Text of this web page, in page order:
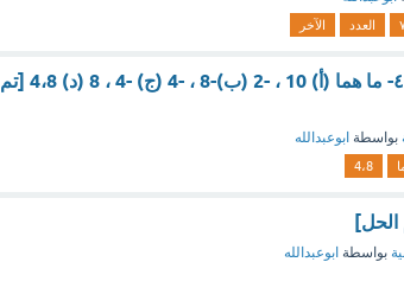
العدد الآخر
عددان مجموعهما ۱۲ والفرق بينهما ٤- ما هما (أ) 10 ، -2 (ب)-8 ، -4 (ج) -4 ، 8 (د) 4،8 [تم
بواسطة ابوعبدالله
4،8
بواسطة ابوعبدالله